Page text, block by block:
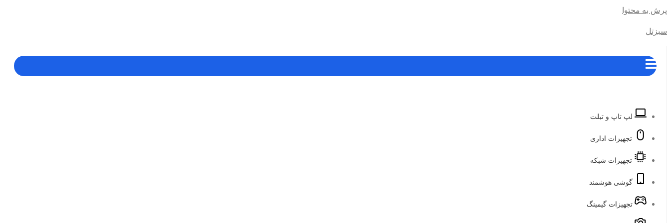
پرش به محتوا
سبزتل
لپ تاپ و تبلت
تجهیزات اداری
تجهیزات شبکه
گوشی هوشمند
تجهیزات گیمینگ